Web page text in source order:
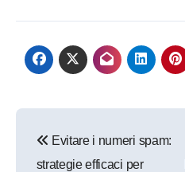
articoli
Evitare i numeri spam:
strategie efficaci per